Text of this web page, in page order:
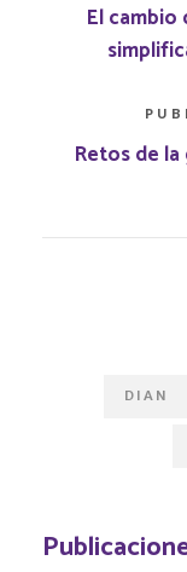
El cambio
Retos de
DIAN